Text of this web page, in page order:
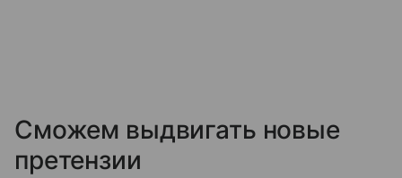
Сможем выдвигать новые
претензии